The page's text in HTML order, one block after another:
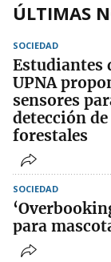
ÚLTIMAS
SOCIEDAD
Estudiantes
UPNA
sensores
detección
forestales
SOCIEDAD
para